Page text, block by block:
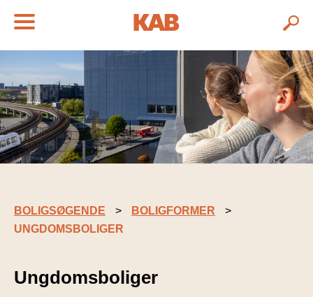
BOLIGSØGENDE
BOLIGFORMER
UNGDOMSBOLIGER
Ungdomsboliger